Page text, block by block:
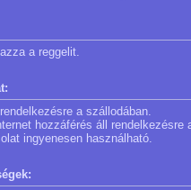
a reggelit.
a szállodában.
hozzáférés áll rendelkezésre
ingyenesen használható.